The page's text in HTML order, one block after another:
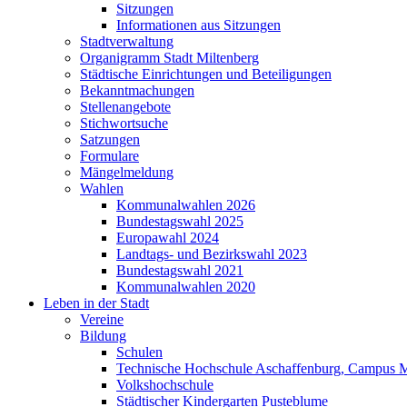
Sitzungen
Informationen aus Sitzungen
Stadtverwaltung
Organigramm Stadt Miltenberg
Städtische Einrichtungen und Beteiligungen
Bekanntmachungen
Stellenangebote
Stichwortsuche
Satzungen
Formulare
Mängelmeldung
Wahlen
Kommunalwahlen 2026
Bundestagswahl 2025
Europawahl 2024
Landtags- und Bezirkswahl 2023
Bundestagswahl 2021
Kommunalwahlen 2020
Leben in der Stadt
Vereine
Bildung
Schulen
Technische Hochschule Aschaffenburg, Campus
Volkshochschule
Städtischer Kindergarten Pusteblume